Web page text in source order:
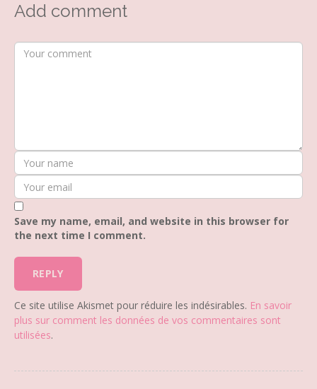
Add comment
Save my name, email, and website in this browser for
the next time I comment.
Ce site utilise Akismet pour réduire les indésirables. En savoir
plus sur comment les données de vos commentaires sont
utilisées.